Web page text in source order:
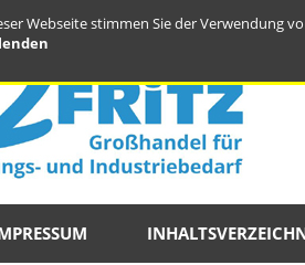
Webseite stimmen Sie der Verwendung